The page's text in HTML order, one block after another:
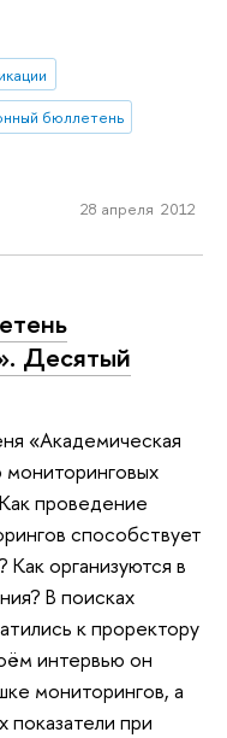
бюллетень
28 апреля 2012
Десятый
«Академическая
проведение
способствует
организуются в
В поисках
к проректору
интервью он
мониторингов, а
показатели при